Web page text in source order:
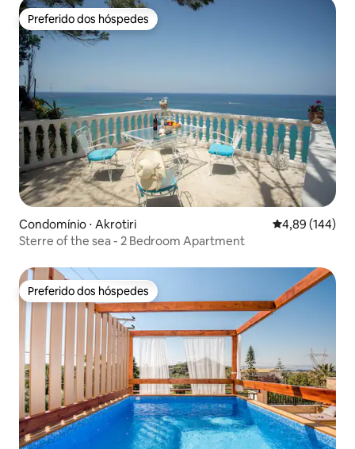
Preferido dos hóspedes
Preferido dos hóspedes
Condomínio ⋅ Akrotiri 4,89 de uma
4,89 (144)
Sterre of the sea - 2 Bedroom Apartment
Preferido dos hóspedes
Preferido dos hóspedes